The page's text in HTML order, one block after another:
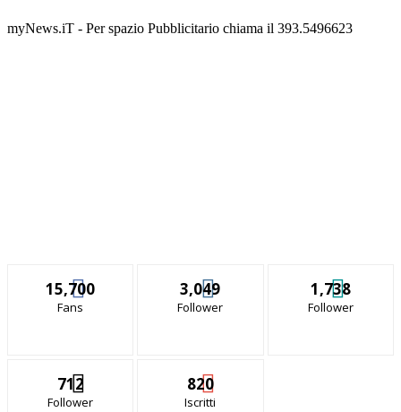
myNews.iT - Per spazio Pubblicitario chiama il 393.5496623
15,700
Fans
3,049
Follower
1,738
Follower
712
Follower
820
Iscritti